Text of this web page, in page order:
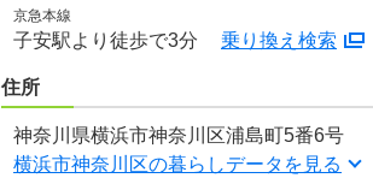
京急本線
子安駅より徒歩で3分 乗り換え検索
住所
神奈川県横浜市神奈川区浦島町5番6号
横浜市神奈川区の暮らしデータを見る